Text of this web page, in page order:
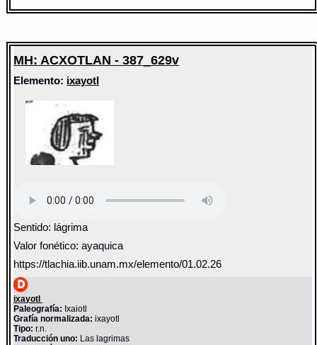
MH: ACXOTLAN - 387_629v
Elemento: ixayotl
Sentido: lágrima
Valor fonético: ayaquica
https://tlachia.iib.unam.mx/elemento/01.02.26
ixayotl
Paleografía: Ixaiotl
Grafía normalizada: ixayotl
Tipo: r.n.
Traducción uno: Las lagrimas